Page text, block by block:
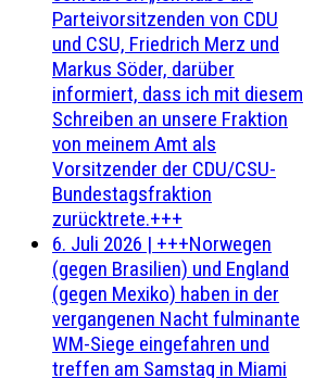
Parteivorsitzenden von CDU
und CSU, Friedrich Merz und
Markus Söder, darüber
informiert, dass ich mit diesem
Schreiben an unsere Fraktion
von meinem Amt als
Vorsitzender der CDU/CSU-
Bundestagsfraktion
zurücktrete.+++
6. Juli 2026 | +++Norwegen
(gegen Brasilien) und England
(gegen Mexiko) haben in der
vergangenen Nacht fulminante
WM-Siege eingefahren und
treffen am Samstag in Miami